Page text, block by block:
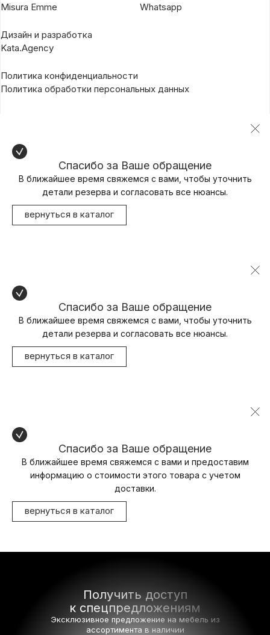
Misura Emme
Whatsapp
Дизайн и разработка
Kata.Agency
Политика конфиденциальности
Политика обработки персональных данных
Спасибо за Ваше обращение
В ближайшее время свяжемся с вами, чтобы уточнить
детали резерва и согласовать все нюансы.
вернуться в каталог
Спасибо за Ваше обращение
В ближайшее время свяжемся с вами, чтобы уточнить
детали резерва и согласовать все нюансы.
вернуться в каталог
Спасибо за Ваше обращение
В ближайшее время свяжемся с вами и предоставим
информацию о стоимости этого товара с учетом
доставки.
вернуться в каталог
Получить доступ
к спецпредложениям
Эксклюзивное предложение на мебель из
ассортимента в наличии